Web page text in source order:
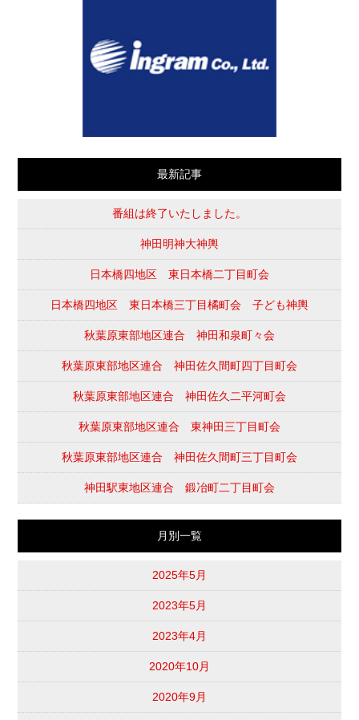
最新記事
番組は終了いたしました。
神田明神大神輿
日本橋四地区 東日本橋二丁目町会
日本橋四地区 東日本橋三丁目橘町会 子ども神輿
秋葉原東部地区連合 神田和泉町々会
秋葉原東部地区連合 神田佐久間町四丁目町会
秋葉原東部地区連合 神田佐久二平河町会
秋葉原東部地区連合 東神田三丁目町会
秋葉原東部地区連合 神田佐久間町三丁目町会
神田駅東地区連合 鍛冶町二丁目町会
月別一覧
2025年5月
2023年5月
2023年4月
2020年10月
2020年9月